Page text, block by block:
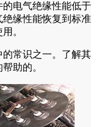
电气绝缘性能低于
缘性能恢复到标准
。
常识之一。了解其
助的。